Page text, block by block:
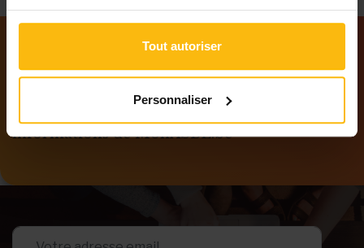
Tout autoriser
Personnaliser
Notre newsletter
informations de MonASBL.be